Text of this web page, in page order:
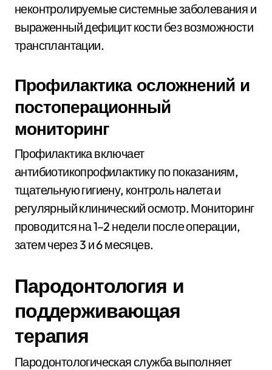
неконтролируемые системные заболевания и
выраженный дефицит кости без возможности
трансплантации.
Профилактика осложнений и
постоперационный
мониторинг
Профилактика включает
антибиотикопрофилактику по показаниям,
тщательную гигиену, контроль налета и
регулярный клинический осмотр. Мониторинг
проводится на 1–2 недели после операции,
затем через 3 и 6 месяцев.
Пародонтология и
поддерживающая
терапия
Пародонтологическая служба выполняет